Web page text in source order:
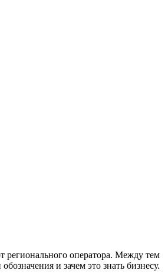
регионального оператора. Между тем
и зачем это знать бизнесу.